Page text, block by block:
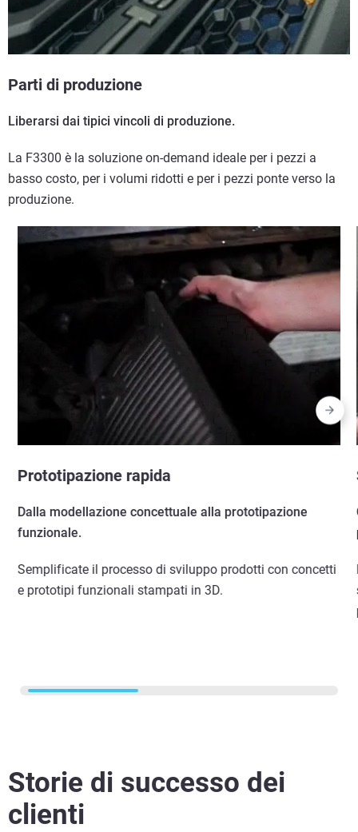
Parti di produzione
Liberarsi dai tipici vincoli di produzione.
La F3300 è la soluzione on-demand ideale per i pezzi a
basso costo, per i volumi ridotti e per i pezzi ponte verso la
produzione.
Prototipazione rapida
Dalla modellazione concettuale alla prototipazione
funzionale.
Semplificate il processo di sviluppo prodotti con concetti
e prototipi funzionali stampati in 3D.
Storie di successo dei
clienti